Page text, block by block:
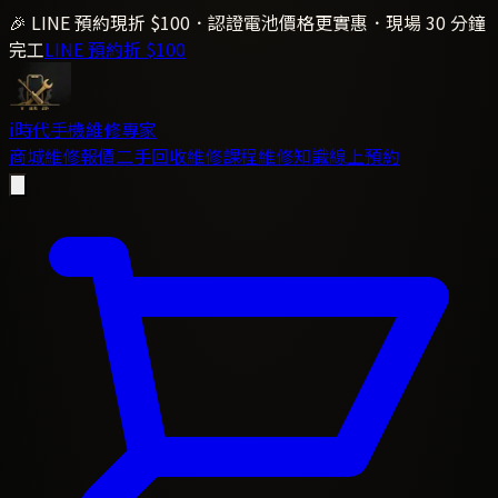
🎉 LINE 預約現折 $100．認證電池價格更實惠．現場 30 分鐘
完工LINE 預約折 $100
i時代手機維修專家
商城維修報價二手回收維修課程維修知識線上預約